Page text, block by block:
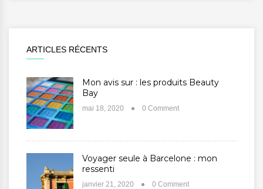
ARTICLES RÉCENTS
Mon avis sur : les produits Beauty
Bay
mai 18, 2020 0 Comment
Voyager seule à Barcelone : mon
ressenti
janvier 21, 2020 0 Comment